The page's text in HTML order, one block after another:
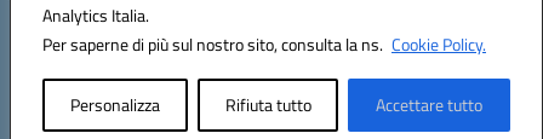
Analytics Italia.
Per saperne di più sul nostro sito, consulta la ns. Cookie Policy.
Personalizza Rifiuta tutto Accettare tutto
Hosting & Powered by 3D Solution S.r.l.
Concept & Design by Designers Italia